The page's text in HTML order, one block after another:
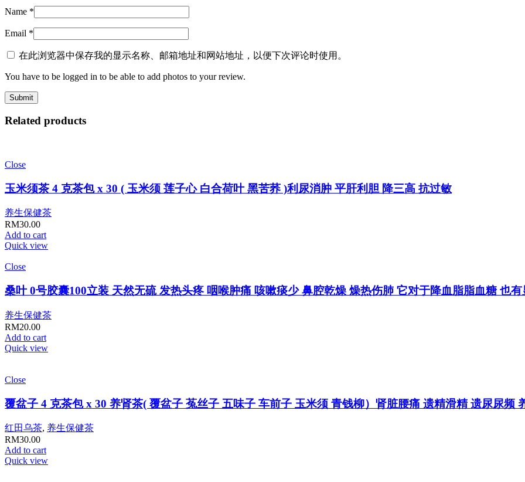
Name *
Email *
在此浏览器中保存我的显示名称、邮箱地址和网站地址，以便下次评论时使用。
You have to be logged in to be able to add photos to your review.
Related products
Close
玉米须茶 4 克茶包 x 30 ( 玉米须 莲子心 白合荷叶 黑苦荞 )利尿消肿 平肝利胆 降三高 抗过敏
养生保健茶
RM30.00
Add to cart
Quick view
Close
桑叶 0号胶囊100立装 天然无硫 发热头疼 咽喉肿痛 咳嗽痰少 鼻腔乾燥 燥热伤肺 它对于降血脂脂血糖 也
养生保健茶
RM20.00
Add to cart
Quick view
Close
覆盆子 4 克茶包 x 30 养肾茶( 覆盆子 菟丝子 五味子 车前子 玉米须 青钱柳）肾脏腰痛 遗精滑精 遗尿尿频
红田乌茶, 养生保健茶
RM30.00
Add to cart
Quick view